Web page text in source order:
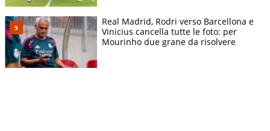
Real Madrid, Rodri verso Barcellona e
Vinicius cancella tutte le foto: per
Mourinho due grane da risolvere